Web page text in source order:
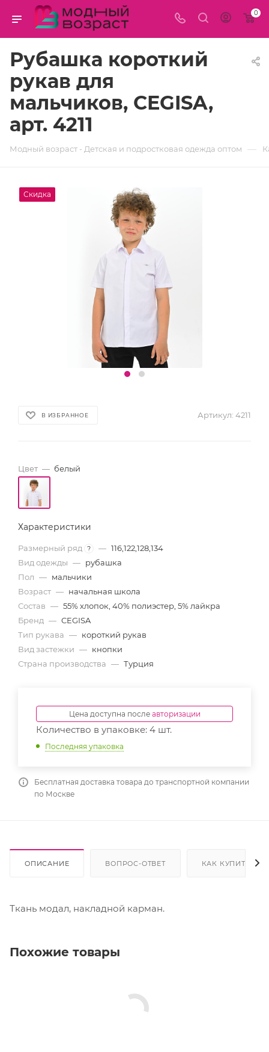
0
Рубашка короткий
рукав для
мальчиков, CEGISA,
арт. 4211
Модный возраст - Детская и подростковая одежда оптом —
Скидка
В ИЗБРАННОЕ Артикул: 4211
Цвет — белый
Характеристики
Размерный ряд ? — 116,122,128,134
Вид одежды — рубашка
Пол — мальчики
Возраст — начальная школа
Состав — 55% хлопок, 40% полиэстер, 5% лайкра
Бренд — CEGISA
Тип рукава — короткий рукав
Вид застежки — кнопки
Страна производства — Турция
Цена доступна после авторизации
Количество в упаковке: 4 шт.
Последняя упаковка
Бесплатная доставка товара до транспортной компании
по Москве
ОПИСАНИЕ ВОПРОС-ОТВЕТ КАК КУПИТЬ
Ткань модал, накладной карман.
Похожие товары